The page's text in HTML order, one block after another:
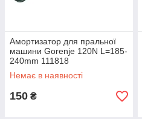
Амортизатор для пральної
машини Gorenje 120N L=185-
240mm 111818
Немає в наявності
150 ₴